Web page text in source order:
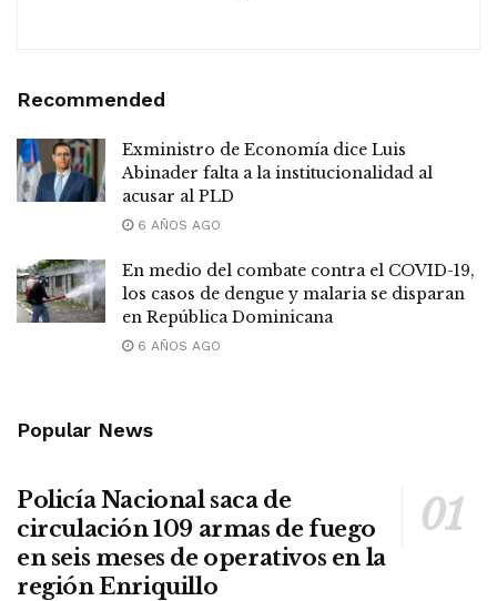
Recommended
Exministro de Economía dice Luis
Abinader falta a la institucionalidad al
acusar al PLD
6 AÑOS AGO
En medio del combate contra el COVID-19,
los casos de dengue y malaria se disparan
en República Dominicana
6 AÑOS AGO
Popular News
Policía Nacional saca de
circulación 109 armas de fuego
en seis meses de operativos en la
región Enriquillo